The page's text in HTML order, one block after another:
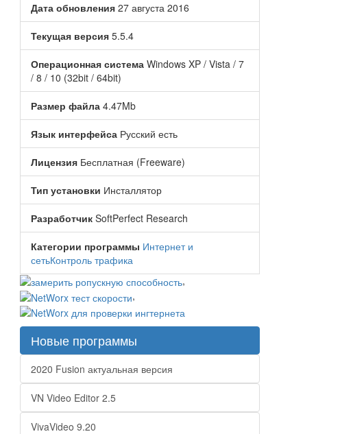
Дата обновления 27 августа 2016
Текущая версия 5.5.4
Операционная система Windows XP / Vista / 7
/ 8 / 10 (32bit / 64bit)
Размер файла 4.47Mb
Язык интерфейса Русский есть
Лицензия Бесплатная (Freeware)
Тип установки Инсталлятор
Разработчик SoftPerfect Research
Категории программы Интернет и
сетьКонтроль трафика
,
,
Новые программы
2020 Fusion актуальная версия
VN Video Editor 2.5
VivaVideo 9.20